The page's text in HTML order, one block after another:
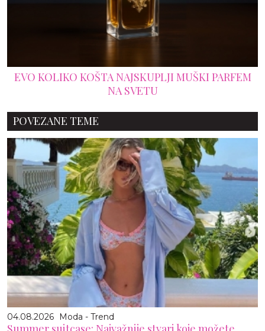
EVO KOLIKO KOŠTA NAJSKUPLJI MUŠKI PARFEM
NA SVETU
POVEZANE TEME
04.08.2026 Moda - Trend